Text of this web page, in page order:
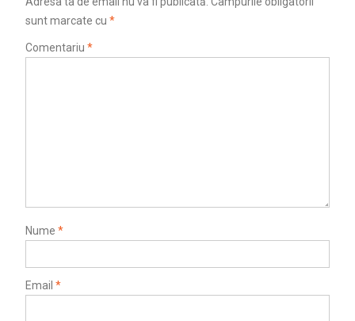
sunt marcate cu *
Comentariu *
Nume *
Email *